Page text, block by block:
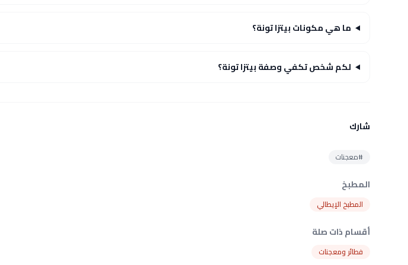
ما هي مكونات بيتزا تونة؟
لكم شخص تكفي وصفة بيتزا تونة؟
شارك
#معجنات
المطبخ
المطبخ الإيطالي
أقسام ذات صلة
فطائر ومعجنات